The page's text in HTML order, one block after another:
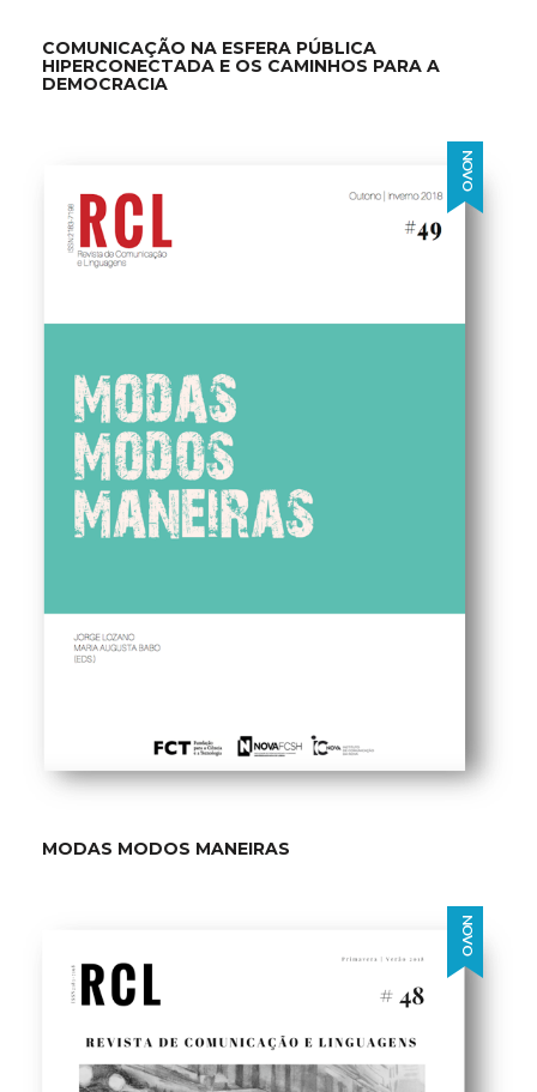
COMUNICAÇÃO NA ESFERA PÚBLICA
HIPERCONECTADA E OS CAMINHOS PARA A
DEMOCRACIA
NOVO
MODAS MODOS MANEIRAS
NOVO